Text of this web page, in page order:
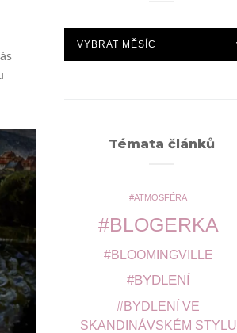
Témata článků
ATMOSFÉRA
BLOGERKA
BLOOMINGVILLE
BYDLENÍ
BYDLENÍ VE
SKANDINÁVSKÉM STYLU